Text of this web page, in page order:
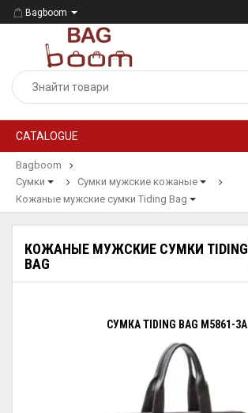
Bagboom
CATALOGUE
Bagboom
Сумки
Сумки мужские кожаные
Кожаные мужские сумки Tiding Bag
КОЖАНЫЕ МУЖСКИЕ СУМКИ TIDING
BAG
СУМКА TIDING BAG M5861-3A